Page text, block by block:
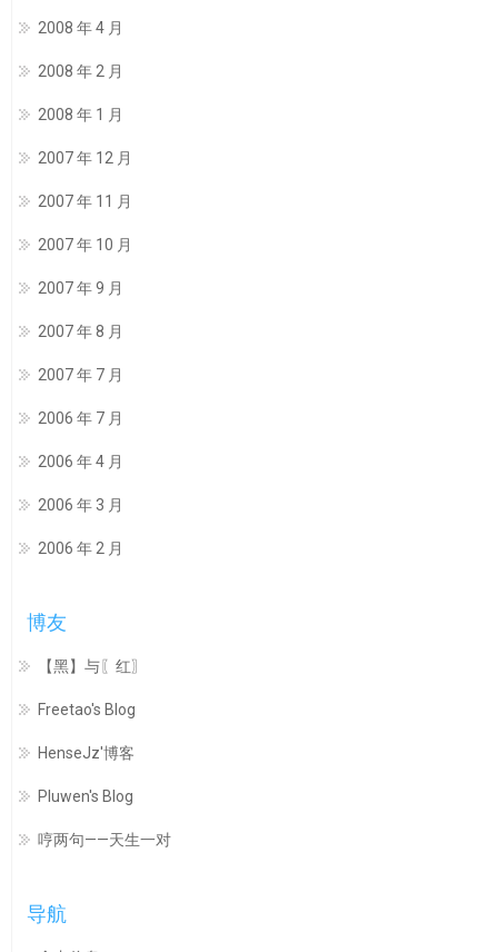
2008 年 4 月
2008 年 2 月
2008 年 1 月
2007 年 12 月
2007 年 11 月
2007 年 10 月
2007 年 9 月
2007 年 8 月
2007 年 7 月
2006 年 7 月
2006 年 4 月
2006 年 3 月
2006 年 2 月
博友
【黑】与〖红〗
Freetao's Blog
HenseJz'博客
Pluwen's Blog
哼两句——天生一对
导航